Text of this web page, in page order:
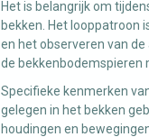
Het is belangrijk om
bekken. Het looppatroon
en het observeren van
de bekkenbodemspieren
Specifieke kenmerken
gelegen in het bekken
houdingen en